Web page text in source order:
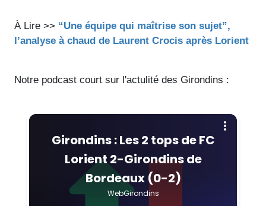
À Lire >> “Une équipe qui maîtrise son sujet”,
l’analyse à chaud de Laurent Crocis après Lorient
Notre podcast court sur l'actulité des Girondins :